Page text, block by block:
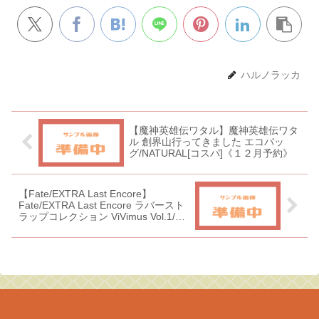
ハルノラッカ
【魔神英雄伝ワタル】魔神英雄伝ワタ
ル 創界山行ってきました エコバッ
グ/NATURAL[コスパ]《１２月予約》
【Fate/EXTRA Last Encore】
Fate/EXTRA Last Encore ラバースト
ラップコレクション ViVimus Vol.1/